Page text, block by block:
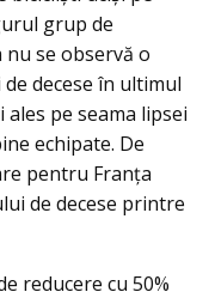
grup de
se observă o
decese în ultimul
pe seama lipsei
echipate. De
pentru Franţa
de decese printre
reducere cu 50%